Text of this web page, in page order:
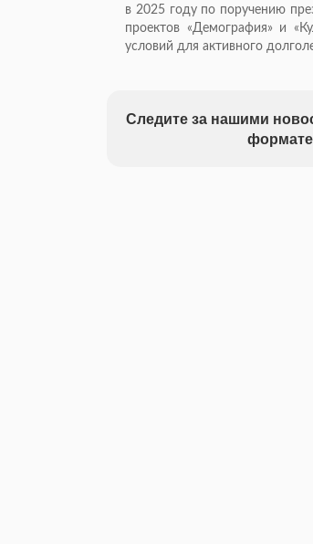
в 2025 году по поручению
проектов «Демография» и
условий для активного
Следите за нашими
формате